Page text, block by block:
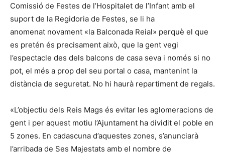
Comissió de Festes de l’Hospitalet de l’Infant amb el
suport de la Regidoria de Festes, se li ha
anomenat novament «la Balconada Reial» perquè el que
es pretén és precisament això, que la gent vegi
l’espectacle des dels balcons de casa seva i només si no
pot, el més a prop del seu portal o casa, mantenint la
distància de seguretat. No hi haurà repartiment de regals.
«L’objectiu dels Reis Mags és evitar les aglomeracions de
gent i per aquest motiu l’Ajuntament ha dividit el poble en
5 zones. En cadascuna d’aquestes zones, s’anunciarà
l’arribada de Ses Majestats amb el nombre de